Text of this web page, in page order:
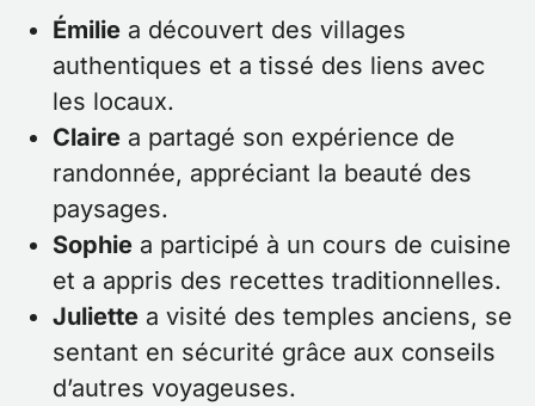
Émilie a découvert des villages
authentiques et a tissé des liens avec
les locaux.
Claire a partagé son expérience de
randonnée, appréciant la beauté des
paysages.
Sophie a participé à un cours de cuisine
et a appris des recettes traditionnelles.
Juliette a visité des temples anciens, se
sentant en sécurité grâce aux conseils
d’autres voyageuses.